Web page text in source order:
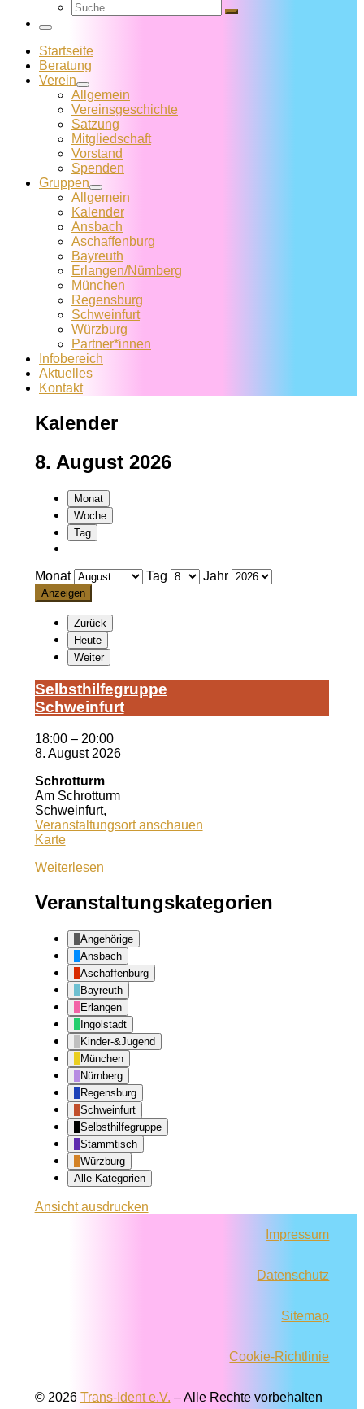
Suche
Suche
Menü
Startseite
Beratung
Verein
Allgemein
Vereins­geschichte
Satzung
Mitglied­schaft
Vorstand
Spenden
Gruppen
Allgemein
Kalender
Ansbach
Aschaffenburg
Bayreuth
Erlangen/Nürnberg
München
Regensburg
Schweinfurt
Würzburg
Partner*innen
Infobereich
Aktuelles
Kontakt
Kalender
8. August 2026
Monat
Woche
Tag
Monat Tag Jahr
Zurück
Heute
Weiter
Selbst­hil­fe­grup­pe
Schwein­furt
18:00 – 20:00
8. August 2026
Schrotturm
Am Schrotturm
Schweinfurt,
Veranstaltungsort anschauen
KarteSchrotturm
Weiterlesen
Veranstaltungskategorien
Angehörige
Ansbach
Aschaffenburg
Bayreuth
Erlangen
Ingolstadt
Kinder-&Jugend
München
Nürnberg
Regensburg
Schweinfurt
Selbsthilfegruppe
Stammtisch
Würzburg
Alle Kategorien
Ansichtausdrucken
Impressum
Datenschutz
Sitemap
Cookie-Richtlinie
© 2026 Trans-Ident e.V. – Alle Rechte vorbehalten